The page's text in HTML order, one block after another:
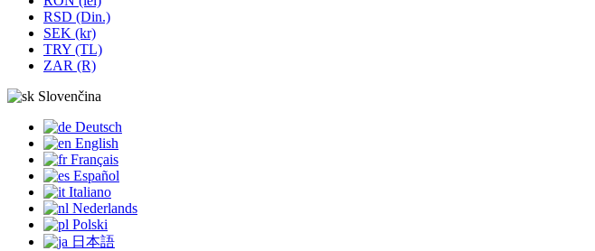
RSD (Din.)
SEK (kr)
TRY (TL)
ZAR (R)
Slovenčina
Deutsch
English
Français
Español
Italiano
Nederlands
Polski
日本語